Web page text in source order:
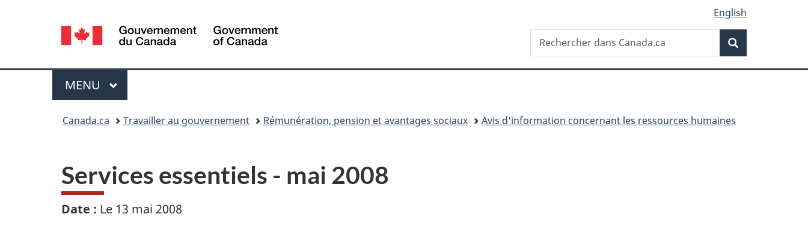
sujet
HTML
Sélection
de
la
langue
English
Canada
Recherche
Rechercher
dans
Menu
MENU PRINCIPAL
Canada.ca Travailler au gouvernement Rémunération, pension et avantages sociaux Avis d'information concernant les ressources humaines
Services essentiels - mai 2008
Date : Le 13 mai 2008